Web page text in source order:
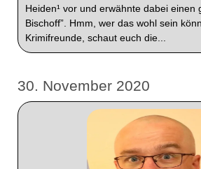
Heiden¹ vor und erwähnte dabei einen
Bischoff”. Hmm, wer das wohl sein
Krimifreunde, schaut euch die...
30. November 2020